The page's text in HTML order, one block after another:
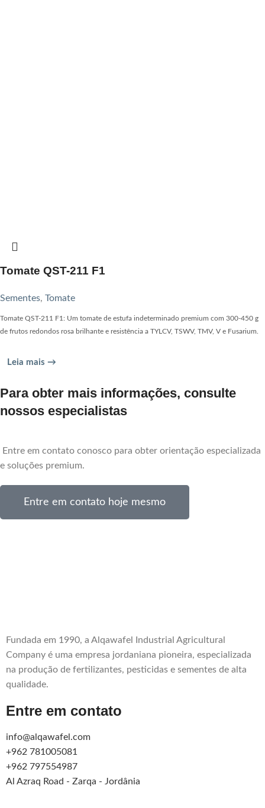
Tomate QST-211 F1
Sementes, Tomate
Tomate QST-211 F1: Um tomate de estufa indeterminado premium com 300-450 g
de frutos redondos rosa brilhante e resistência a TYLCV, TSWV, TMV, V e Fusarium.
Leia mais →
Para obter mais informações, consulte
nossos especialistas
Entre em contato conosco para obter orientação especializada
e soluções premium.
Entre em contato hoje mesmo
Fundada em 1990, a Alqawafel Industrial Agricultural
Company é uma empresa jordaniana pioneira, especializada
na produção de fertilizantes, pesticidas e sementes de alta
qualidade.
Entre em contato
info@alqawafel.com
+962 781005081
+962 797554987
Al Azraq Road - Zarqa - Jordânia